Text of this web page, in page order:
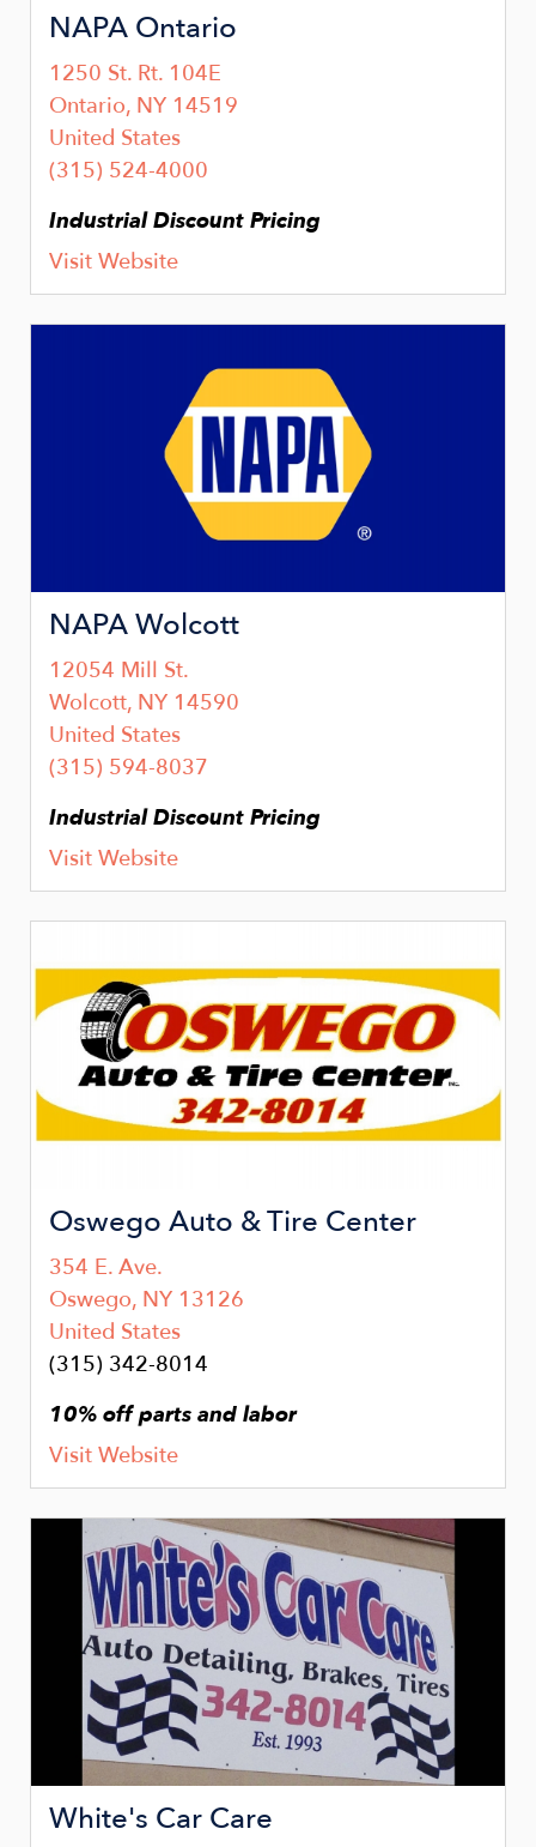
NAPA Ontario
1250 St. Rt. 104E
Ontario, NY 14519
United States
(315) 524-4000
Industrial Discount Pricing
Visit Website
NAPA Wolcott
12054 Mill St.
Wolcott, NY 14590
United States
(315) 594-8037
Industrial Discount Pricing
Visit Website
Oswego Auto & Tire Center
354 E. Ave.
Oswego, NY 13126
United States
(315) 342-8014
10% off parts and labor
Visit Website
Image
White's Car Care